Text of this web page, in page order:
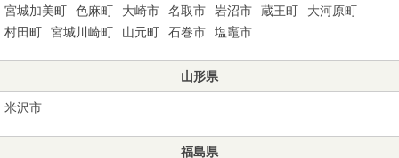
宮城加美町 色麻町 大崎市 名取市 岩沼市 蔵王町
大河原町
村田町
宮城川崎町 山元町 石巻市 塩竈市
山形県
米沢市
福島県